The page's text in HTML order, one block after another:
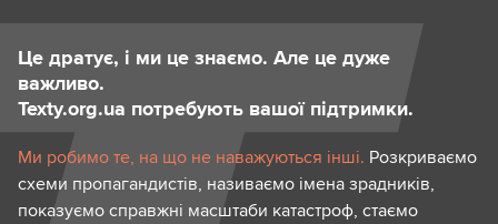
Це дратує, і ми це знаємо. Але це дуже
важливо.
Texty.org.ua потребують вашої підтримки.
Ми робимо те, на що не наважуються інші. Розкриваємо
схеми пропагандистів, називаємо імена зрадників,
показуємо справжні масштаби катастроф, стаємо